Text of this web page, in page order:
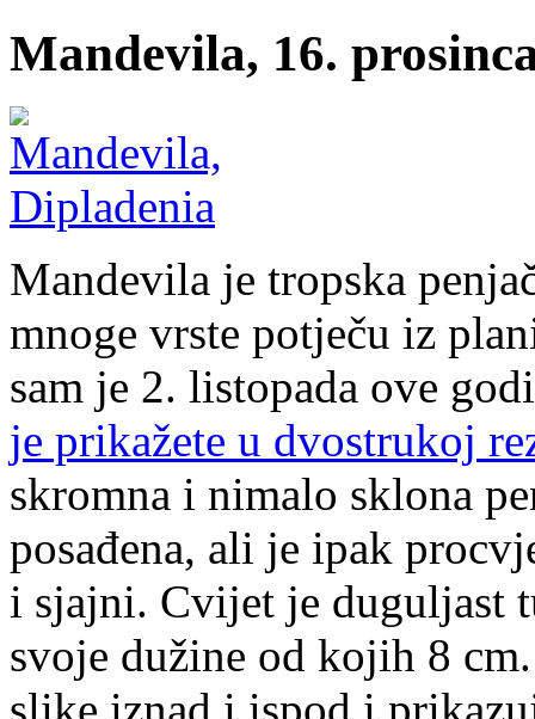
Mandevila, 16.
Mandevila je tropska
mnoge vrste potječu iz
sam je 2. listopada ove
je prikažete u dvostrukoj
skromna i nimalo sklona
posađena, ali je ipak
i sjajni. Cvijet je duguljast
svoje dužine od kojih 8
slike iznad i ispod i